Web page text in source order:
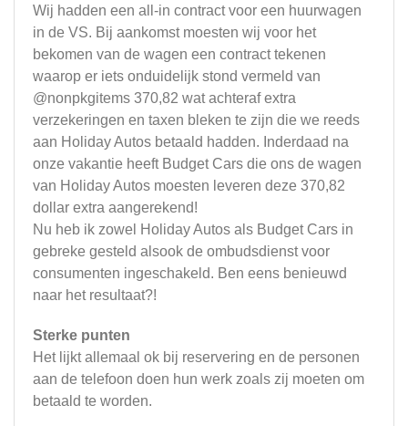
Wij hadden een all-in contract voor een huurwagen
in de VS. Bij aankomst moesten wij voor het
bekomen van de wagen een contract tekenen
waarop er iets onduidelijk stond vermeld van
@nonpkgitems 370,82 wat achteraf extra
verzekeringen en taxen bleken te zijn die we reeds
aan Holiday Autos betaald hadden. Inderdaad na
onze vakantie heeft Budget Cars die ons de wagen
van Holiday Autos moesten leveren deze 370,82
dollar extra aangerekend!
Nu heb ik zowel Holiday Autos als Budget Cars in
gebreke gesteld alsook de ombudsdienst voor
consumenten ingeschakeld. Ben eens benieuwd
naar het resultaat?!
Sterke punten
Het lijkt allemaal ok bij reservering en de personen
aan de telefoon doen hun werk zoals zij moeten om
betaald te worden.